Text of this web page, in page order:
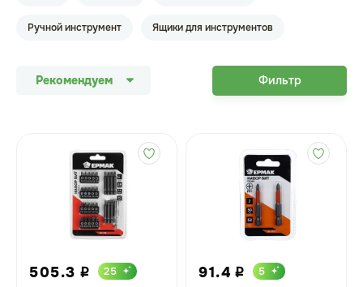
Ручной инструмент Ящики для инструментов
Рекомендуем Фильтр
505.3 i 25 91.4 i 5